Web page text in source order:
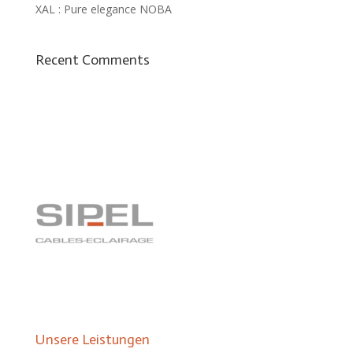
XAL : Pure elegance NOBA
Recent Comments
Unsere Leistungen